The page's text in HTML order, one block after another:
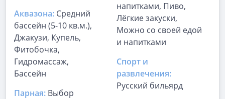
Аквазона: Средний
бассейн (5-10 кв.м.),
Джакузи, Купель,
Фитобочка,
Гидромассаж,
Бассейн
Парная: Выбор
напитками, Пиво,
Лёгкие закуски,
Можно со своей едой
и напитками
Спорт и
развлечения:
Русский бильярд